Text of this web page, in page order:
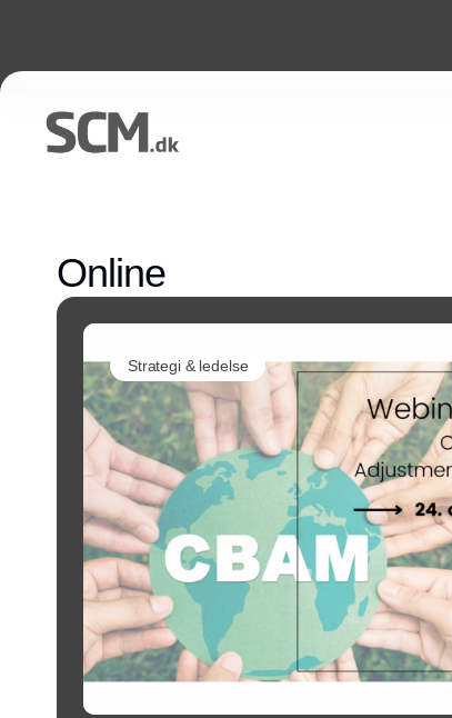
Online
Strategi & ledelse